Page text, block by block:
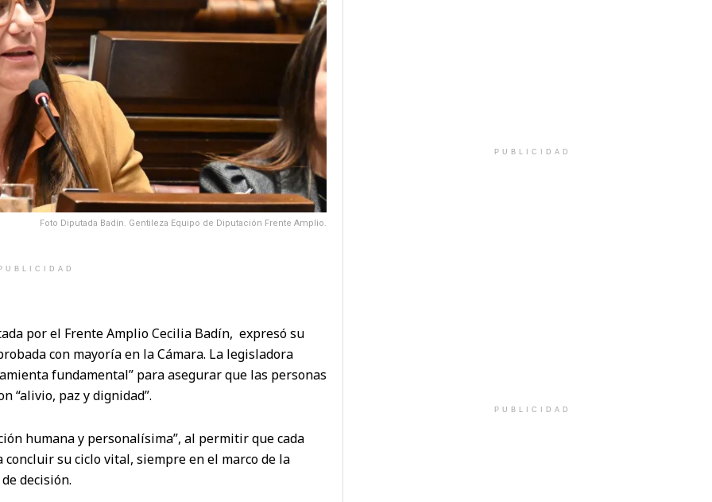
Foto Diputada Badín. Gentileza Equipo de Diputación Frente Amplio.
por el Frente Amplio Cecilia Badín, expresó su
con mayoría en la Cámara. La legisladora
fundamental” para asegurar que las personas
“alivio, paz y dignidad”.
humana y personalísima”, al permitir que cada
concluir su ciclo vital, siempre en el marco de la
decisión.
PUBLICIDAD
PUBLICIDAD